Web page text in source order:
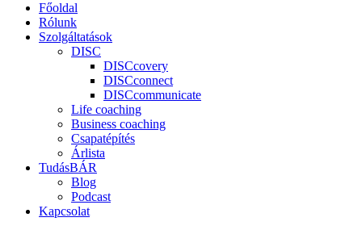
Főoldal
Rólunk
Szolgáltatások
DISC
DISCcovery
DISCconnect
DISCcommunicate
Life coaching
Business coaching
Csapatépítés
Árlista
TudásBÁR
Blog
Podcast
Kapcsolat